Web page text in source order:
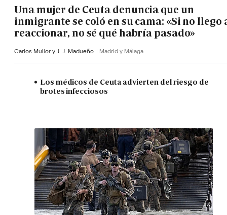
Una mujer de Ceuta denuncia que un
inmigrante se coló en su cama: «Si no llego
reaccionar, no sé qué habría pasado»
Carlos Mullor y J. J. Madueño Madrid y Málaga
Los médicos de Ceuta advierten del riesgo de
brotes infecciosos